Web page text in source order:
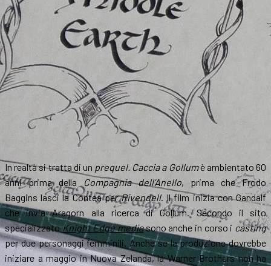
In realtà si tratta di un prequel. Caccia a Gollumè ambientato 60
anni prima della
Compagnia dell’Anello, prima che Frodo
Baggins lasci la Contea perRivendell. Il film inizia con Gandalf
che invia Aragorn alla ricerca di Gollum. Secondo il sito
specializzatoKnight Edge mediasono anche in corso i casting
per due personaggi femminili. Anche se la produzione dovrebbe
iniziare a maggio in Nuova Zelanda, la Warner Brothers non ha